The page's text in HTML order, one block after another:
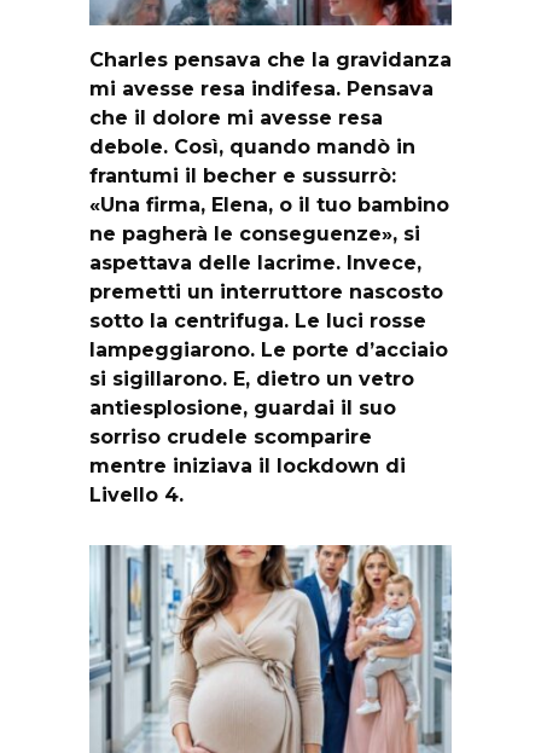
Charles pensava che la gravidanza
mi avesse resa indifesa. Pensava
che il dolore mi avesse resa
debole. Così, quando mandò in
frantumi il becher e sussurrò:
«Una firma, Elena, o il tuo bambino
ne pagherà le conseguenze», si
aspettava delle lacrime. Invece,
premetti un interruttore nascosto
sotto la centrifuga. Le luci rosse
lampeggiarono. Le porte d’acciaio
si sigillarono. E, dietro un vetro
antiesplosione, guardai il suo
sorriso crudele scomparire
mentre iniziava il lockdown di
Livello 4.